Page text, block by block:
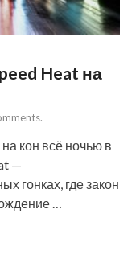
Heat на
кон всё ночью в
—
гонках, где закон
…